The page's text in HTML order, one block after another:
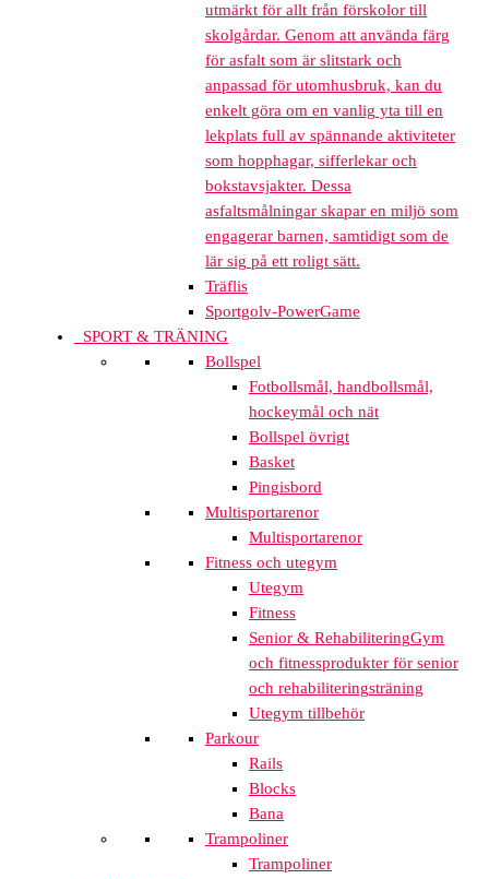
utmärkt för allt från förskolor till
skolgårdar. Genom att använda färg
för asfalt som är slitstark och
anpassad för utomhusbruk, kan du
enkelt göra om en vanlig yta till en
lekplats full av spännande aktiviteter
som hopphagar, sifferlekar och
bokstavsjakter. Dessa
asfaltsmålningar skapar en miljö som
engagerar barnen, samtidigt som de
lär sig på ett roligt sätt.
Träflis
Sportgolv-PowerGame
SPORT & TRÄNING
Bollspel
Fotbollsmål, handbollsmål,
hockeymål och nät
Bollspel övrigt
Basket
Pingisbord
Multisportarenor
Multisportarenor
Fitness och utegym
Utegym
Fitness
Senior & RehabiliteringGym
och fitnessprodukter för senior
och rehabiliteringsträning
Utegym tillbehör
Parkour
Rails
Blocks
Bana
Trampoliner
Trampoliner